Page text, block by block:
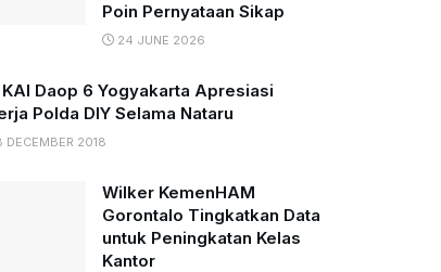
Poin Pernyataan Sikap
24 JUNE 2026
KAI Daop 6 Yogyakarta Apresiasi
Polda DIY Selama Nataru
DECEMBER 2018
Wilker KemenHAM
Gorontalo Tingkatkan Data
untuk Peningkatan Kelas
Kantor